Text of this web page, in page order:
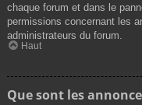
chaque forum et dans le
permissions concernant les
administrateurs du forum.
Haut
Que sont les